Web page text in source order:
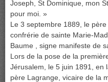
Joseph, St Dominique, mon
pour moi. »
Le 3 septembre 1889, le
confrérie de sainte Marie-
Baume , signe manifeste de
Lors de la pose de la
Jérusalem, le 5 juin 1891,
père Lagrange, vicaire de la